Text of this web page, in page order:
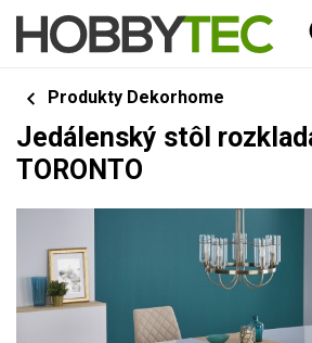
Produkty Dekorhome
Jedálenský stôl
TORONTO